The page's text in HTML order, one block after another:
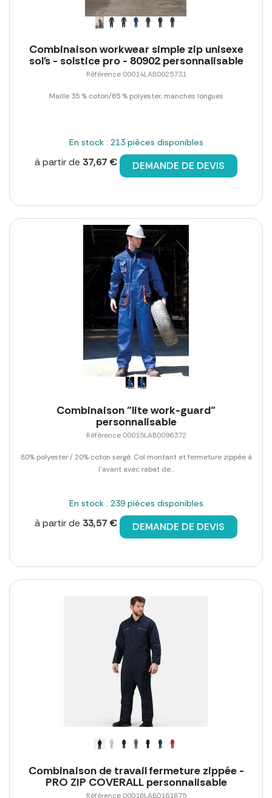
Combinaison workwear simple zip unisexe
sol's - solstice pro - 80902 personnalisable
Référence 00014LAB0025731
Maille 35 % coton/65 % polyester, manches longues
En stock : 213 pièces disponibles
à partir de 37,67 € DEMANDE DE DEVIS
Combinaison "lite work-guard"
personnalisable
Référence 00015LAB0096372
80% polyester / 20% coton sergé. Col montant et fermeture zippée à
l'avant avec rabat de...
En stock : 239 pièces disponibles
à partir de 33,57 € DEMANDE DE DEVIS
Combinaison de travail fermeture zippée -
PRO ZIP COVERALL personnalisable
Référence 00016LAB0161875